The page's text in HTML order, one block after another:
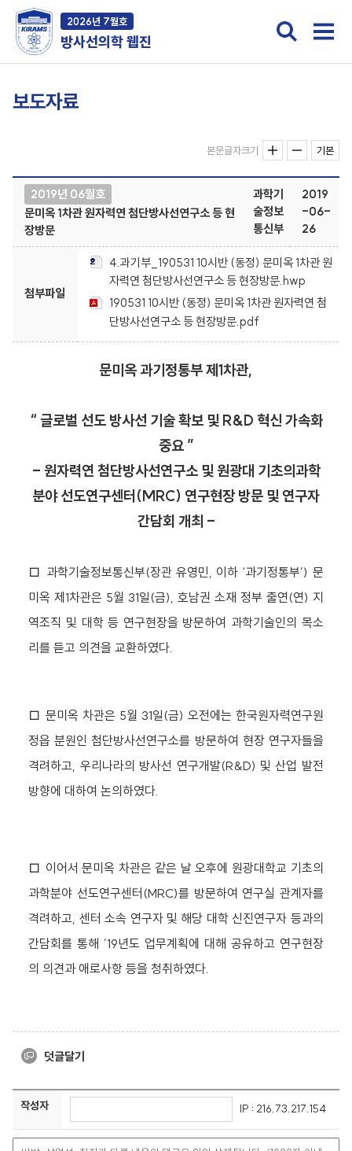
2026년 7월호
방사선의학 웹진
보도자료
본문글자크기 기본
2019년 06월호
문미옥 1차관 원자력연 첨단방사선연구소 등 현
장방문
과학기
술정보
통신부
2019
-06-
26
첨부파일
4.과기부_190531 10시반 (동정) 문미옥 1차관 원
자력연 첨단방사선연구소 등 현장방문.hwp
190531 10시반 (동정) 문미옥 1차관 원자력연 첨
단방사선연구소 등 현장방문.pdf
문미옥 과기정통부 제1차관,
“ 글로벌 선도 방사선 기술 확보 및 R&D 혁신 가속화
중요 ”
- 원자력연 첨단방사선연구소 및 원광대 기초의과학
분야 선도연구센터(MRC) 연구현장 방문 및 연구자
간담회 개최 -
□ 과학기술정보통신부(장관 유영민, 이하 ‘과기정통부’) 문
미옥 제1차관은 5월 31일(금), 호남권 소재 정부 출연(연) 지
역조직 및 대학 등 연구현장을 방문하여 과학기술인의 목소
리를 듣고 의견을 교환하였다.
□ 문미옥 차관은 5월 31일(금) 오전에는 한국원자력연구원
정읍 분원인 첨단방사선연구소를 방문하여 현장 연구자들을
격려하고, 우리나라의 방사선 연구개발(R&D) 및 산업 발전
방향에 대하여 논의하였다.
□ 이어서 문미옥 차관은 같은 날 오후에 원광대학교 기초의
과학분야 선도연구센터(MRC)를 방문하여 연구실 관계자를
격려하고, 센터 소속 연구자 및 해당 대학 신진연구자 등과의
간담회를 통해 ’19년도 업무계획에 대해 공유하고 연구현장
의 의견과 애로사항 등을 청취하였다.
덧글달기
작성자 IP : 216.73.217.154